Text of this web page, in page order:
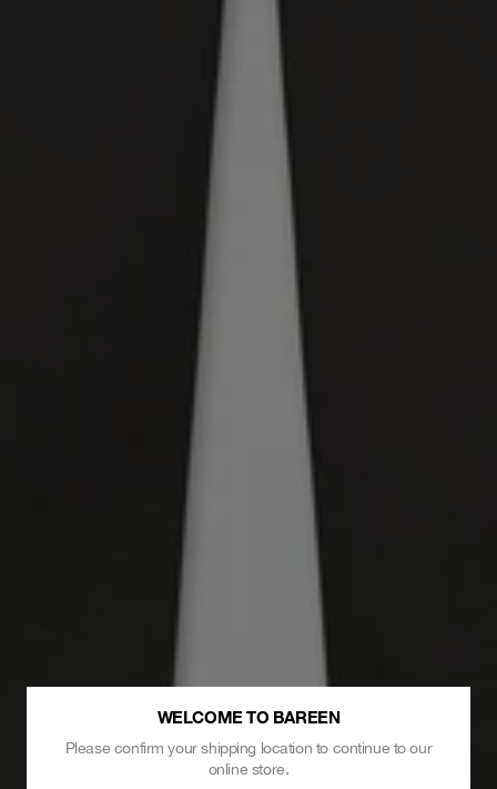
WELCOME TO BAREEN
Please confirm your shipping location to continue to our
online store.